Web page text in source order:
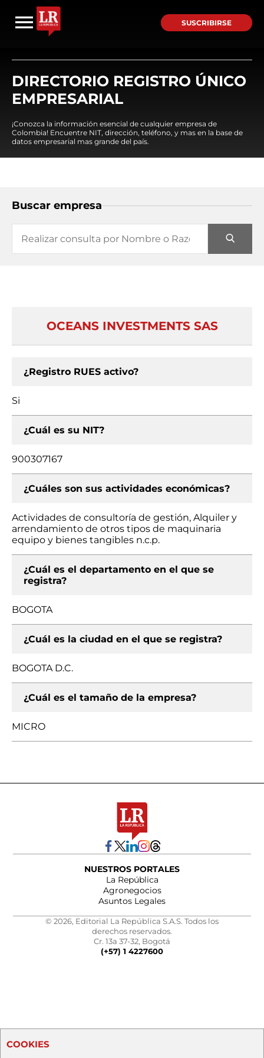
SUSCRIBIRSE
DIRECTORIO REGISTRO ÚNICO
EMPRESARIAL
¡Conozca la información esencial de cualquier empresa de
Colombia! Encuentre NIT, dirección, teléfono, y mas en la base de
datos empresarial mas grande del país.
Buscar empresa
OCEANS INVESTMENTS SAS
¿Registro RUES activo?
Si
¿Cuál es su NIT?
900307167
¿Cuáles son sus actividades económicas?
Actividades de consultoría de gestión, Alquiler y
arrendamiento de otros tipos de maquinaria
equipo y bienes tangibles n.c.p.
¿Cuál es el departamento en el que se
registra?
BOGOTA
¿Cuál es la ciudad en el que se registra?
BOGOTA D.C.
¿Cuál es el tamaño de la empresa?
MICRO
NUESTROS PORTALES
La República
Agronegocios
Asuntos Legales
© 2026, Editorial La República S.A.S. Todos los
derechos reservados.
Cr. 13a 37-32, Bogotá
(+57) 1 4227600
COOKIES